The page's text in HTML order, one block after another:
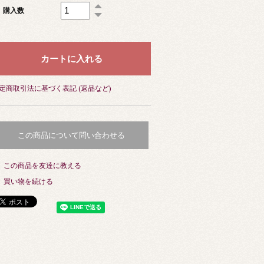
購入数
商取引法に基づく表記 (返品など)
この商品について問い合わせる
この商品を友達に教える
買い物を続ける